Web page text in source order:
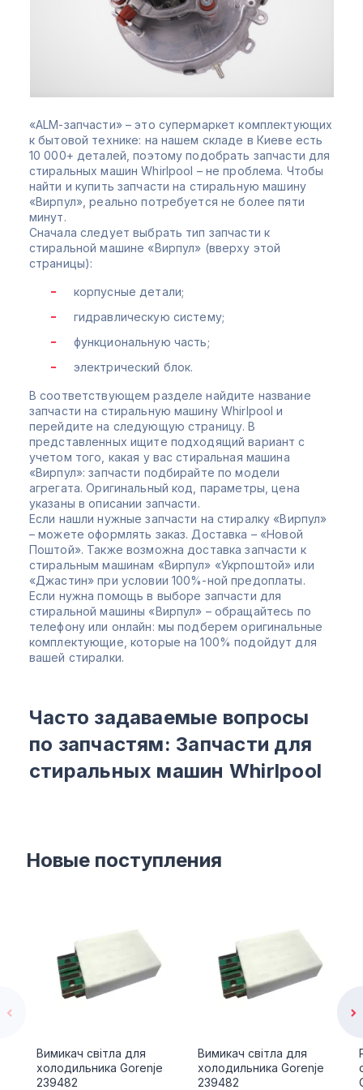
«ALM-запчасти» – это супермаркет комплектующих
к бытовой технике: на нашем складе в Киеве есть
10 000+ деталей, поэтому подобрать запчасти для
стиральных машин Whirlpool – не проблема. Чтобы
найти и купить запчасти на стиральную машину
«Вирпул», реально потребуется не более пяти
минут.
Сначала следует выбрать тип запчасти к
стиральной машине «Вирпул» (вверху этой
страницы):
корпусные детали;
гидравлическую систему;
функциональную часть;
электрический блок.
В соответствующем разделе найдите название
запчасти на стиральную машину Whirlpool и
перейдите на следующую страницу. В
представленных ищите подходящий вариант с
учетом того, какая у вас стиральная машина
«Вирпул»: запчасти подбирайте по модели
агрегата. Оригинальный код, параметры, цена
указаны в описании запчасти.
Если нашли нужные запчасти на стиралку «Вирпул»
– можете оформлять заказ. Доставка – «Новой
Поштой». Также возможна доставка запчасти к
стиральным машинам «Вирпул» «Укрпоштой» или
«Джастин» при условии 100%-ной предоплаты.
Если нужна помощь в выборе запчасти для
стиральной машины «Вирпул» – обращайтесь по
телефону или онлайн: мы подберем оригинальные
комплектующие, которые на 100% подойдут для
вашей стиралки.
Часто задаваемые вопросы
по запчастям: Запчасти для
стиральных машин Whirlpool
Новые поступления
Вимикач світла для
холодильника Gorenje
239482
Вимикач світла для
холодильника Gorenje
239482